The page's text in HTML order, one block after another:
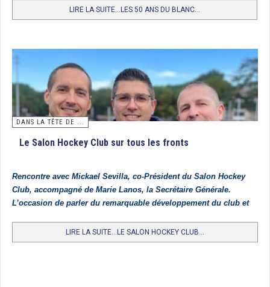
10 équipes de jeunes filles de moins de 12 ans se sont disputées le trophée
tant convoité sur les installations du St Germain HC. Le trophée a été remporté
en finale par Paris JB qui battait Villa Primrose par 1 but à 0. Félicitations aux
gagnantes et à l’ensemble des jeunes participantes.
Classement
1. Paris JB
3. Iris Hockey Lambersart
4. Entente FCL/HCF
LIRE LA SUITE...LES 50 ANS DU BLANC...
DANS LA TÊTE DE ...
Le Salon Hockey Club sur tous les fronts
Rencontre avec Mickael Sevilla, co-Président du Salon Hockey
Club, accompagné de Marie Lanos, la Secrétaire Générale.
L’occasion de parler du remarquable développement du club et
Dames fin juillet 2026.LIRE LA SUITE...LE SALON HOCKEY CLUB...